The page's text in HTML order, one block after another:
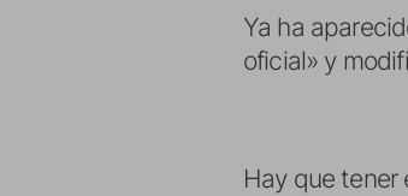
Ya ha
oficial» y
Hay que tener